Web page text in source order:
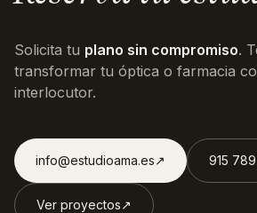
Solicita tu plano sin compromiso.
transformar tu óptica o farmacia
interlocutor.
info@estudioama.es↗︎ 915 789
Ver proyectos↗︎